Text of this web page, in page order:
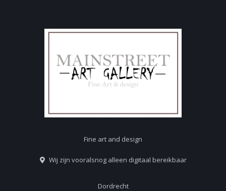
Fine art and design
Wij zijn vooralsnog alleen digitaal bereikbaar
Dordrecht